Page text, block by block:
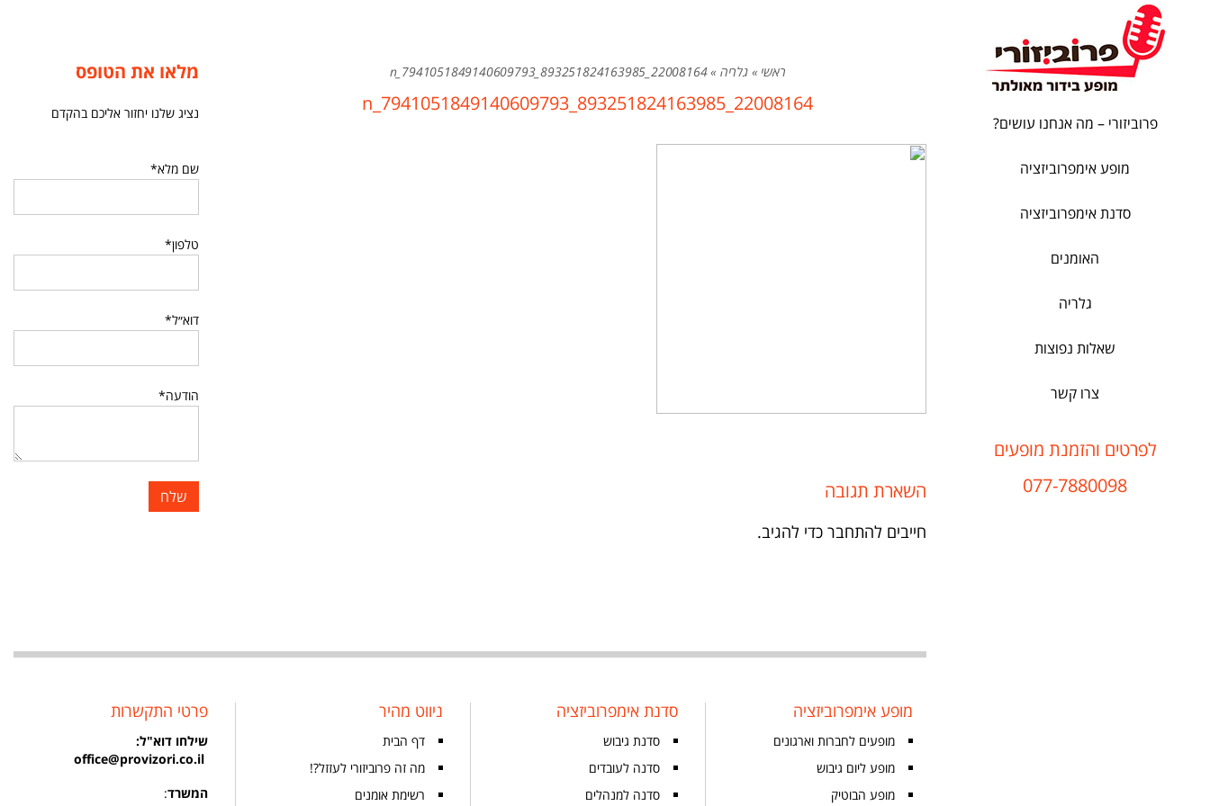
פרוביזורי – מה אנחנו עושים?
מופע אימפרוביזציה
סדנת אימפרוביזציה
האומנים
גלריה
שאלות נפוצות
צרו קשר
לפרטים והזמנת מופעים
077-7880098
ראשי » גלריה »
22008164_893251824163985_7941051849140609793_n
22008164_893251824163985_7941051849140609793_n
השארת תגובה
חייבים להתחבר כדי להגיב.
מלאו את הטופס
נציג שלנו יחזור אליכם בהקדם
שם מלא*
טלפון*
דוא״ל*
הודעה*
מופע אימפרוביזציה
מופעים לחברות וארגונים
מופע ליום גיבוש
מופע הבוטיק
סדנת אימפרוביזציה
סדנת גיבוש
סדנה לעובדים
סדנה למנהלים
ניווט מהיר
דף הבית
מה זה פרוביזורי לעזזל?!
רשימת אומנים
פרטי התקשרות
שילחו דוא"ל:
office@provizori.co.il
המשרד: